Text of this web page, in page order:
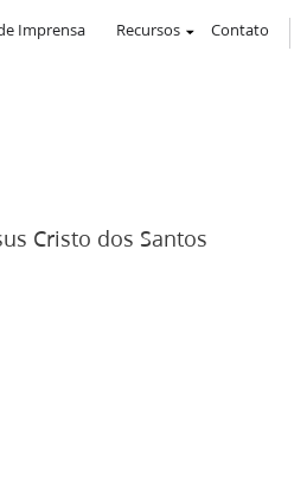
Imprensa Recursos Contato
Cristo dos Santos